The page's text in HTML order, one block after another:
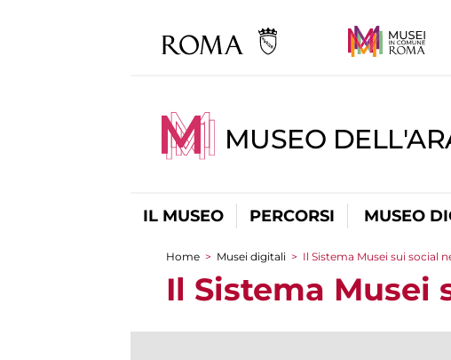
MUSEO
IL MUSEO PERCORSI MUSEO
Tu sei qui
Home > Musei digitali > Il Sistema Musei sui social
Il Sistema Musei